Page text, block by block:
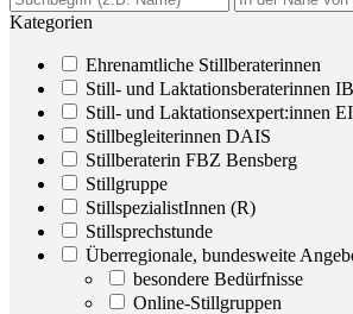
Kategorien
Ehrenamtliche Stillberaterinnen
Still- und Laktationsberaterinnen
Still- und Laktationsexpert:innen
Stillbegleiterinnen DAIS
Stillberaterin FBZ Bensberg
Stillgruppe
StillspezialistInnen (R)
Stillsprechstunde
Überregionale, bundesweite
besondere Bedürfnisse
Online-Stillgruppen